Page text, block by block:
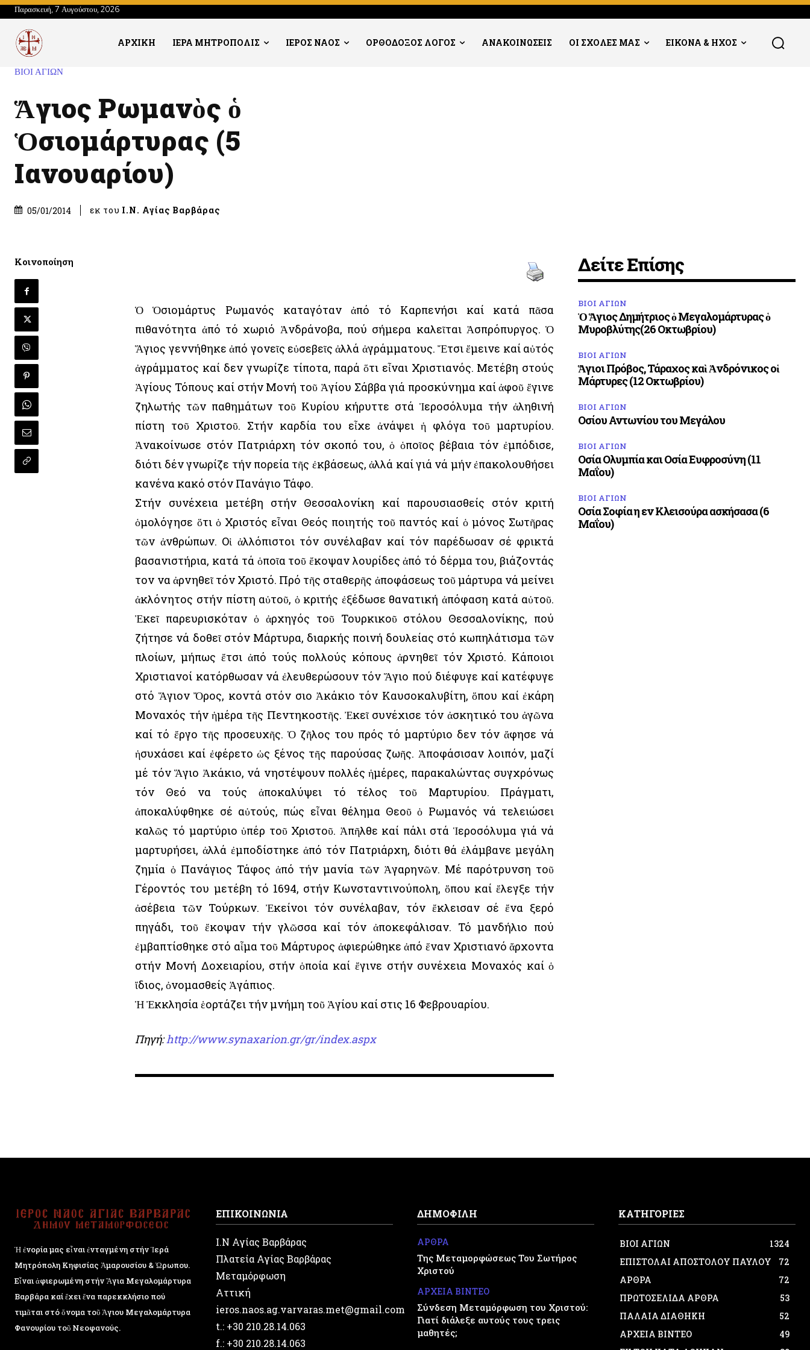
Παρασκευή, 7 Αυγούστου, 2026
ΑΡΧΙΚΗ ΙΕΡΑ ΜΗΤΡΟΠΟΛΙΣ ΙΕΡΟΣ ΝΑΟΣ ΟΡΘΟΔΟΞΟΣ ΛΟΓΟΣ ΑΝΑΚΟΙΝΩΣΕΙΣ ΟΙ ΣΧΟΛΕΣ ΜΑΣ ΕΙΚΟΝΑ & ΗΧΟΣ
ΒΙΟΙ ΑΓΙΩΝ
Ἅγιος Ρωμανὸς ὁ
Ὁσιομάρτυρας (5
Ιανουαρίου)
05/01/2014 εκ του Ι.Ν. Αγίας Βαρβάρας
Κοινοποίηση
Ὁ Ὁσιομάρτυς Ρωμανός καταγόταν ἀπό τό Καρπενήσι καί κατά πᾶσα
πιθανότητα ἀπό τό χωριό Ἀνδράνοβα, πού σήμερα καλεῖται Ἀσπρόπυργος. Ὁ
Ἅγιος γεννήθηκε ἀπό γονεῖς εὐσεβεῖς ἀλλά ἀγράμματους. Ἔτσι ἔμεινε καί αὐτός
ἀγράμματος καί δεν γνωρίζε τίποτα, παρά ὅτι εἶναι Χριστιανός. Μετέβη στούς
Ἁγίους Τόπους καί στήν Μονή τοῦ Ἁγίου Σάββα γιά προσκύνημα καί ἀφοῦ ἔγινε
ζηλωτής τῶν παθημάτων τοῦ Κυρίου κήρυττε στά Ἱεροσόλυμα τήν ἀληθινή
πίστη τοῦ Χριστοῦ. Στήν καρδία του εἶχε ἀνάψει ἡ φλόγα τοῦ μαρτυρίου.
Ἀνακοίνωσε στόν Πατριάρχη τόν σκοπό του, ὁ ὁποῖος βέβαια τόν ἐμπόδισε,
διότι δέν γνωρίζε τήν πορεία τῆς ἐκβάσεως, ἀλλά καί γιά νά μήν ἐπακολουθήσει
κανένα κακό στόν Πανάγιο Τάφο.
Στήν συνέχεια μετέβη στήν Θεσσαλονίκη καί παρουσιασθείς στόν κριτή
ὁμολόγησε ὅτι ὁ Χριστός εἶναι Θεός ποιητής τοῦ παντός καί ὁ μόνος Σωτῆρας
τῶν ἀνθρώπων. Οἱ ἀλλόπιστοι τόν συνέλαβαν καί τόν παρέδωσαν σέ φρικτά
βασανιστήρια, κατά τά ὁποῖα τοῦ ἔκοψαν λουρίδες ἀπό τό δέρμα του, βιάζοντάς
τον να ἀρνηθεῖ τόν Χριστό. Πρό τῆς σταθερῆς ἀποφάσεως τοῦ μάρτυρα νά μείνει
ἀκλόνητος στήν πίστη αὐτοῦ, ὁ κριτής ἐξέδωσε θανατική ἀπόφαση κατά αὐτοῦ.
Ἐκεῖ παρευρισκόταν ὁ ἀρχηγός τοῦ Τουρκικοῦ στόλου Θεσσαλονίκης, πού
ζήτησε νά δοθεῖ στόν Μάρτυρα, διαρκής ποινή δουλείας στό κωπηλάτισμα τῶν
πλοίων, μήπως ἔτσι ἀπό τούς πολλούς κόπους ἀρνηθεῖ τόν Χριστό. Κάποιοι
Χριστιανοί κατόρθωσαν νά ἐλευθερώσουν τόν Ἅγιο πού διέφυγε καί κατέφυγε
στό Ἅγιον Ὄρος, κοντά στόν Ὅσιο Ἀκάκιο τόν Καυσοκαλυβίτη, ὅπου καί ἐκάρη
Μοναχός τήν ἡμέρα τῆς Πεντηκοστῆς. Ἐκεῖ συνέχισε τόν ἀσκητικό του ἀγῶνα
καί τό ἔργο τῆς προσευχῆς. Ὁ ζῆλος του πρός τό μαρτύριο δεν τόν ἄφησε νά
ἡσυχάσει καί ἐφέρετο ὡς ξένος τῆς παρούσας ζωῆς. Ἀποφάσισαν λοιπόν, μαζί
μέ τόν Ἅγιο Ἀκάκιο, νά νηστέψουν πολλές ἡμέρες, παρακαλώντας συγχρόνως
τόν Θεό να τούς ἀποκαλύψει τό τέλος τοῦ Μαρτυρίου. Πράγματι,
ἀποκαλύφθηκε σέ αὐτούς, πώς εἶναι θέλημα Θεοῦ ὁ Ρωμανός νά τελειώσει
καλῶς τό μαρτύριο ὑπέρ τοῦ Χριστοῦ. Ἀπῆλθε καί πάλι στά Ἱεροσόλυμα γιά νά
μαρτυρήσει, ἀλλά ἐμποδίστηκε ἀπό τόν Πατριάρχη, διότι θά ἐλάμβανε μεγάλη
ζημία ὁ Πανάγιος Τάφος ἀπό τήν μανία τῶν Ἀγαρηνῶν. Μέ παρότρυνση τοῦ
Γέροντός του μετέβη τό 1694, στήν Κωνσταντινούπολη, ὅπου καί ἔλεγξε τήν
ἀσέβεια τῶν Τούρκων. Ἐκείνοι τόν συνέλαβαν, τόν ἔκλεισαν σέ ἔνα ξερό
πηγάδι, τοῦ ἔκοψαν τήν γλῶσσα καί τόν ἀποκεφάλισαν. Τό μανδήλιο πού
ἐμβαπτίσθηκε στό αἷμα τοῦ Μάρτυρος ἀφιερώθηκε ἀπό ἕναν Χριστιανό ἄρχοντα
στήν Μονή Δοχειαρίου, στήν ὁποία καί ἔγινε στήν συνέχεια Μοναχός καί ὁ
ἴδιος, ὀνομασθείς Ἀγάπιος.
Ἡ Ἐκκλησία ἑορτάζει τήν μνήμη τοῦ Ἁγίου καί στις 16 Φεβρουαρίου.
Πηγή:http://www.synaxarion.gr/gr/index.aspx
Δείτε Επίσης
ΒΙΟΙ ΑΓΙΩΝ
Ὁ Ἅγιος Δημήτριος ὁ Μεγαλομάρτυρας ὁ
Μυροβλύτης(26 Οκτωβρίου)
ΒΙΟΙ ΑΓΙΩΝ
Ἅγιοι Πρόβος, Τάραχος καὶ Ἀνδρόνικος οἱ
Μάρτυρες (12 Οκτωβρίου)
ΒΙΟΙ ΑΓΙΩΝ
Οσίου Αντωνίου του Μεγάλου
ΒΙΟΙ ΑΓΙΩΝ
Οσία Ολυμπία και Οσία Ευφροσύνη (11
Μαΐου)
ΒΙΟΙ ΑΓΙΩΝ
Οσία Σοφία η εν Κλεισούρα ασκήσασα (6
Μαΐου)
Ἡ ἐνορία μας εἶναι ἐνταγμένη στήν Ἱερά
Μητρόπολη Κηφισίας Ἁμαρουσίου & Ὠρωπου.
Εἶναι ἀφιερωμένη στήν Ἅγια Μεγαλομάρτυρα
Βαρβάρα καί ἔχει ἕνα παρεκκλήσιο πού
τιμᾶται στό ὄνομα τοῦ Ἁγιου Μεγαλομάρτυρα
Φανουρίου τοῦ Νεοφανούς.
ΕΠΙΚΟΙΝΩΝΙΑ
Ι.Ν Αγίας Βαρβάρας
Πλατεία Αγίας Βαρβάρας
Μεταμόρφωση
Αττική
ieros.naos.ag.varvaras.met@gmail.com
t.: +30 210.28.14.063
f.: +30 210.28.14.063
ΔΗΜΟΦΙΛΗ
ΑΡΘΡΑ
Της Μεταμορφώσεως Του Σωτήρος
Χριστού
ΑΡΧΕΙΑ ΒΙΝΤΕΟ
Σύνδεση Μεταμόρφωση του Χριστού:
Γιατί διάλεξε αυτούς τους τρεις
μαθητές;
ΚΑΤΗΓΟΡΙΕΣ
ΒΙΟΙ ΑΓΙΩΝ
1324
ΕΠΙΣΤΟΛΑΙ ΑΠΟΣΤΟΛΟΥ ΠΑΥΛΟΥ
72
ΑΡΘΡΑ
72
ΠΡΩΤΟΣΕΛΙΔΑ ΑΡΘΡΑ
53
ΠΑΛΑΙΑ ΔΙΑΘΗΚΗ
52
ΑΡΧΕΙΑ ΒΙΝΤΕΟ
49